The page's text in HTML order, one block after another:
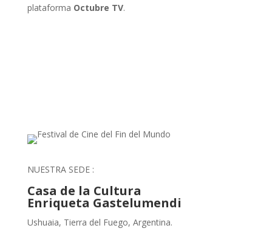
plataforma Octubre TV.
NUESTRA SEDE :
Casa de la Cultura
Enriqueta Gastelumendi
Ushuaia, Tierra del Fuego, Argentina.